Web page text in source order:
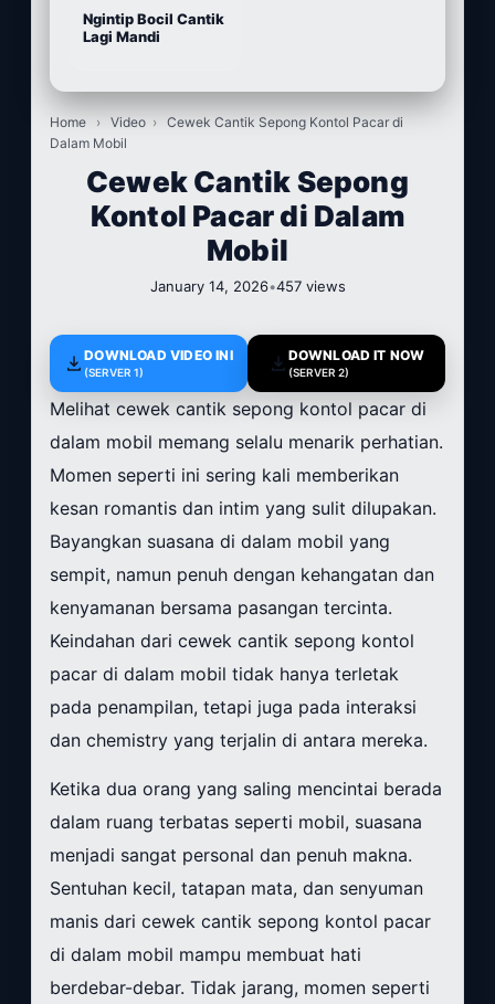
Ngintip Bocil Cantik
Lagi Mandi
Home › Video › Cewek Cantik Sepong Kontol Pacar di
Dalam Mobil
Cewek Cantik Sepong
Kontol Pacar di Dalam
Mobil
January 14, 2026•457 views
DOWNLOAD VIDEO INI
(SERVER 1)
DOWNLOAD IT NOW
(SERVER 2)
Melihat cewek cantik sepong kontol pacar di
dalam mobil memang selalu menarik perhatian.
Momen seperti ini sering kali memberikan
kesan romantis dan intim yang sulit dilupakan.
Bayangkan suasana di dalam mobil yang
sempit, namun penuh dengan kehangatan dan
kenyamanan bersama pasangan tercinta.
Keindahan dari cewek cantik sepong kontol
pacar di dalam mobil tidak hanya terletak
pada penampilan, tetapi juga pada interaksi
dan chemistry yang terjalin di antara mereka.
Ketika dua orang yang saling mencintai berada
dalam ruang terbatas seperti mobil, suasana
menjadi sangat personal dan penuh makna.
Sentuhan kecil, tatapan mata, dan senyuman
manis dari cewek cantik sepong kontol pacar
di dalam mobil mampu membuat hati
berdebar-debar. Tidak jarang, momen seperti